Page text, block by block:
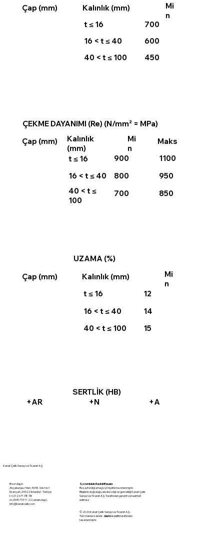
450
40 < t ≤ 100
600
16 < t ≤ 40
700
t ≤ 16
Mi
n
Kalınlık (mm)
Çap (mm)
850
700
40 < t ≤
100
950
800
16 < t ≤ 40
1100
900
t ≤ 16
Maks
Mi
n
Kalınlık
(mm)
Çap (mm)
ÇEKME DAYANIMI (Re) (N/mm² = MPa)
Mi
n
Kalınlık (mm)
Çap (mm)
UZAMA (%)
12
t ≤ 16
14
16 < t ≤ 40
15
40 < t ≤ 100
SERTLİK (HB)
+AR
+N +A
Kanat Çelik Sanayi ve Ticaret A.Ş.
Bize Ulaşın
Akçaburgaz Mah. 3038. Sok No:1
Esenyurt, 34522 İstanbul - Türkiye
t: 0212 671 38 38
m: 0535 715 11 22 (whatsApp)
info@kanatcelik.com
Sorumluluk Reddi Beyanı
Bu sayfa bilgi amaçlı, iyi niyetle hazırlanmıştır.
Bilgilerin doğruluğu, eksiksizliği ve güncelliği Kanat Çelik
Sanayi ve Ticaret A.Ş. Tarafından garanti ve taahhüt
edilmez
© 2026 Kanat Çelik Sanayi ve Ticaret A.Ş.
Tüm hakları saklıdır. dasboz.comtarafından
tasarlanmıştır.